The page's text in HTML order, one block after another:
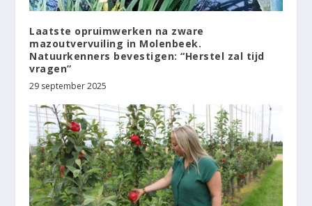
Laatste opruimwerken na zware
mazoutvervuiling in Molenbeek.
Natuurkenners bevestigen: “Herstel zal tijd
vragen”
29 september 2025